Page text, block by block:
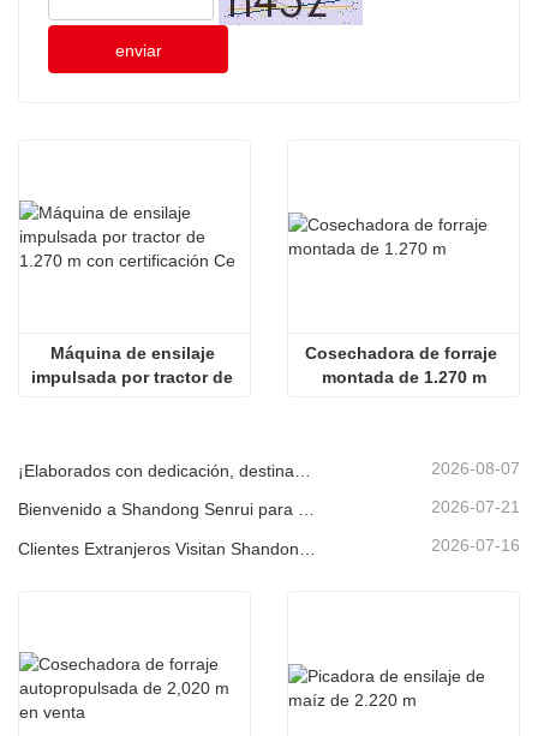
enviar
Máquina de ensilaje
impulsada por tractor de
Cosechadora de forraje
montada de 1.270 m
2026-08-07
Bienvenido a Shandong Senrui para una visita e inspección, y para discutir una cooperación en profundidad 2026-07-21
2026-07-16